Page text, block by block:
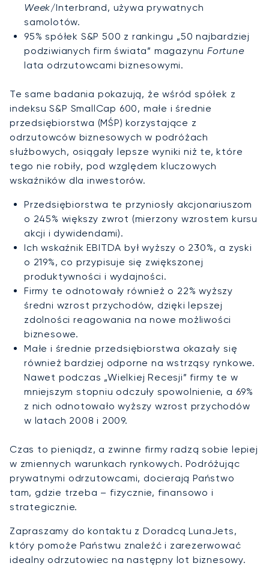
Week/Interbrand, używa prywatnych
samolotów.
95% spółek S&P 500 z rankingu „50 najbardziej
podziwianych firm świata” magazynu Fortune
lata odrzutowcami biznesowymi.
Te same badania pokazują, że wśród spółek z
indeksu S&P SmallCap 600, małe i średnie
przedsiębiorstwa (MŚP) korzystające z
odrzutowców biznesowych w podróżach
służbowych, osiągały lepsze wyniki niż te, które
tego nie robiły, pod względem kluczowych
wskaźników dla inwestorów.
Przedsiębiorstwa te przyniosły akcjonariuszom
o 245% większy zwrot (mierzony wzrostem kursu
akcji i dywidendami).
Ich wskaźnik EBITDA był wyższy o 230%, a zyski
o 219%, co przypisuje się zwiększonej
produktywności i wydajności.
Firmy te odnotowały również o 22% wyższy
średni wzrost przychodów, dzięki lepszej
zdolności reagowania na nowe możliwości
biznesowe.
Małe i średnie przedsiębiorstwa okazały się
również bardziej odporne na wstrząsy rynkowe.
Nawet podczas „Wielkiej Recesji” firmy te w
mniejszym stopniu odczuły spowolnienie, a 69%
z nich odnotowało wyższy wzrost przychodów
w latach 2008 i 2009.
Czas to pieniądz, a zwinne firmy radzą sobie lepiej
w zmiennych warunkach rynkowych. Podróżując
prywatnymi odrzutowcami, docierają Państwo
tam, gdzie trzeba – fizycznie, finansowo i
strategicznie.
Zapraszamy do kontaktu z Doradcą LunaJets,
który pomoże Państwu znaleźć i zarezerwować
idealny odrzutowiec na następny lot biznesowy.